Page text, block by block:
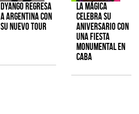
Dyango regresa
a Argentina con
su nuevo tour
La Mágica
celebra su
aniversario con
una fiesta
monumental en
CABA